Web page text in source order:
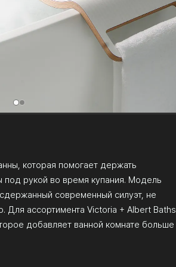
которая помогает держать
рукой во время купания. Модель
современный силуэт, не
Для ассортимента Victoria + Albert Baths
добавляет ванной комнате больше